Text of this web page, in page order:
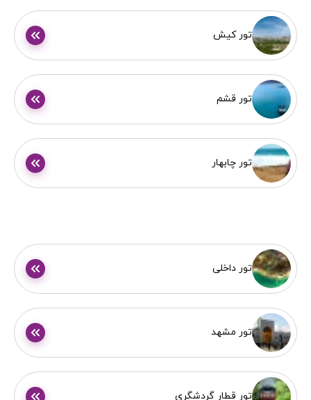
تور کیش
تور قشم
تور چابهار
تور داخلی
تور مشهد
تور قطار گردشگری